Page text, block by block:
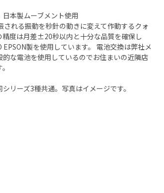
本製ムーブメント使用
される振動を秒針の動きに変えて作動するクォ
精度は月差±20秒以内と十分な品質を確保し
製を使用しています。 電池交換は弊社メ
な電池を使用しているのでお住まいの近隣店
リーズ3種共通。写真はイメージです。